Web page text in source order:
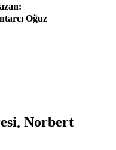
Oğuz
Norbert